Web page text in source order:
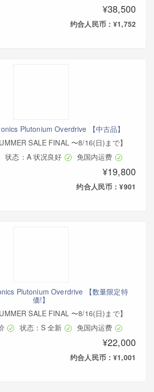
¥38,500
约合人民币：¥1,752
Plutonium Overdrive 【中古品】
SALE FINAL 〜8/16(日)まで】
状态：A 状况良好 免国内运费
¥19,800
约合人民币：¥901
Plutonium Overdrive 【数量限定特
価!】
SALE FINAL 〜8/16(日)まで】
状态：S 全新 免国内运费
¥22,000
约合人民币：¥1,001